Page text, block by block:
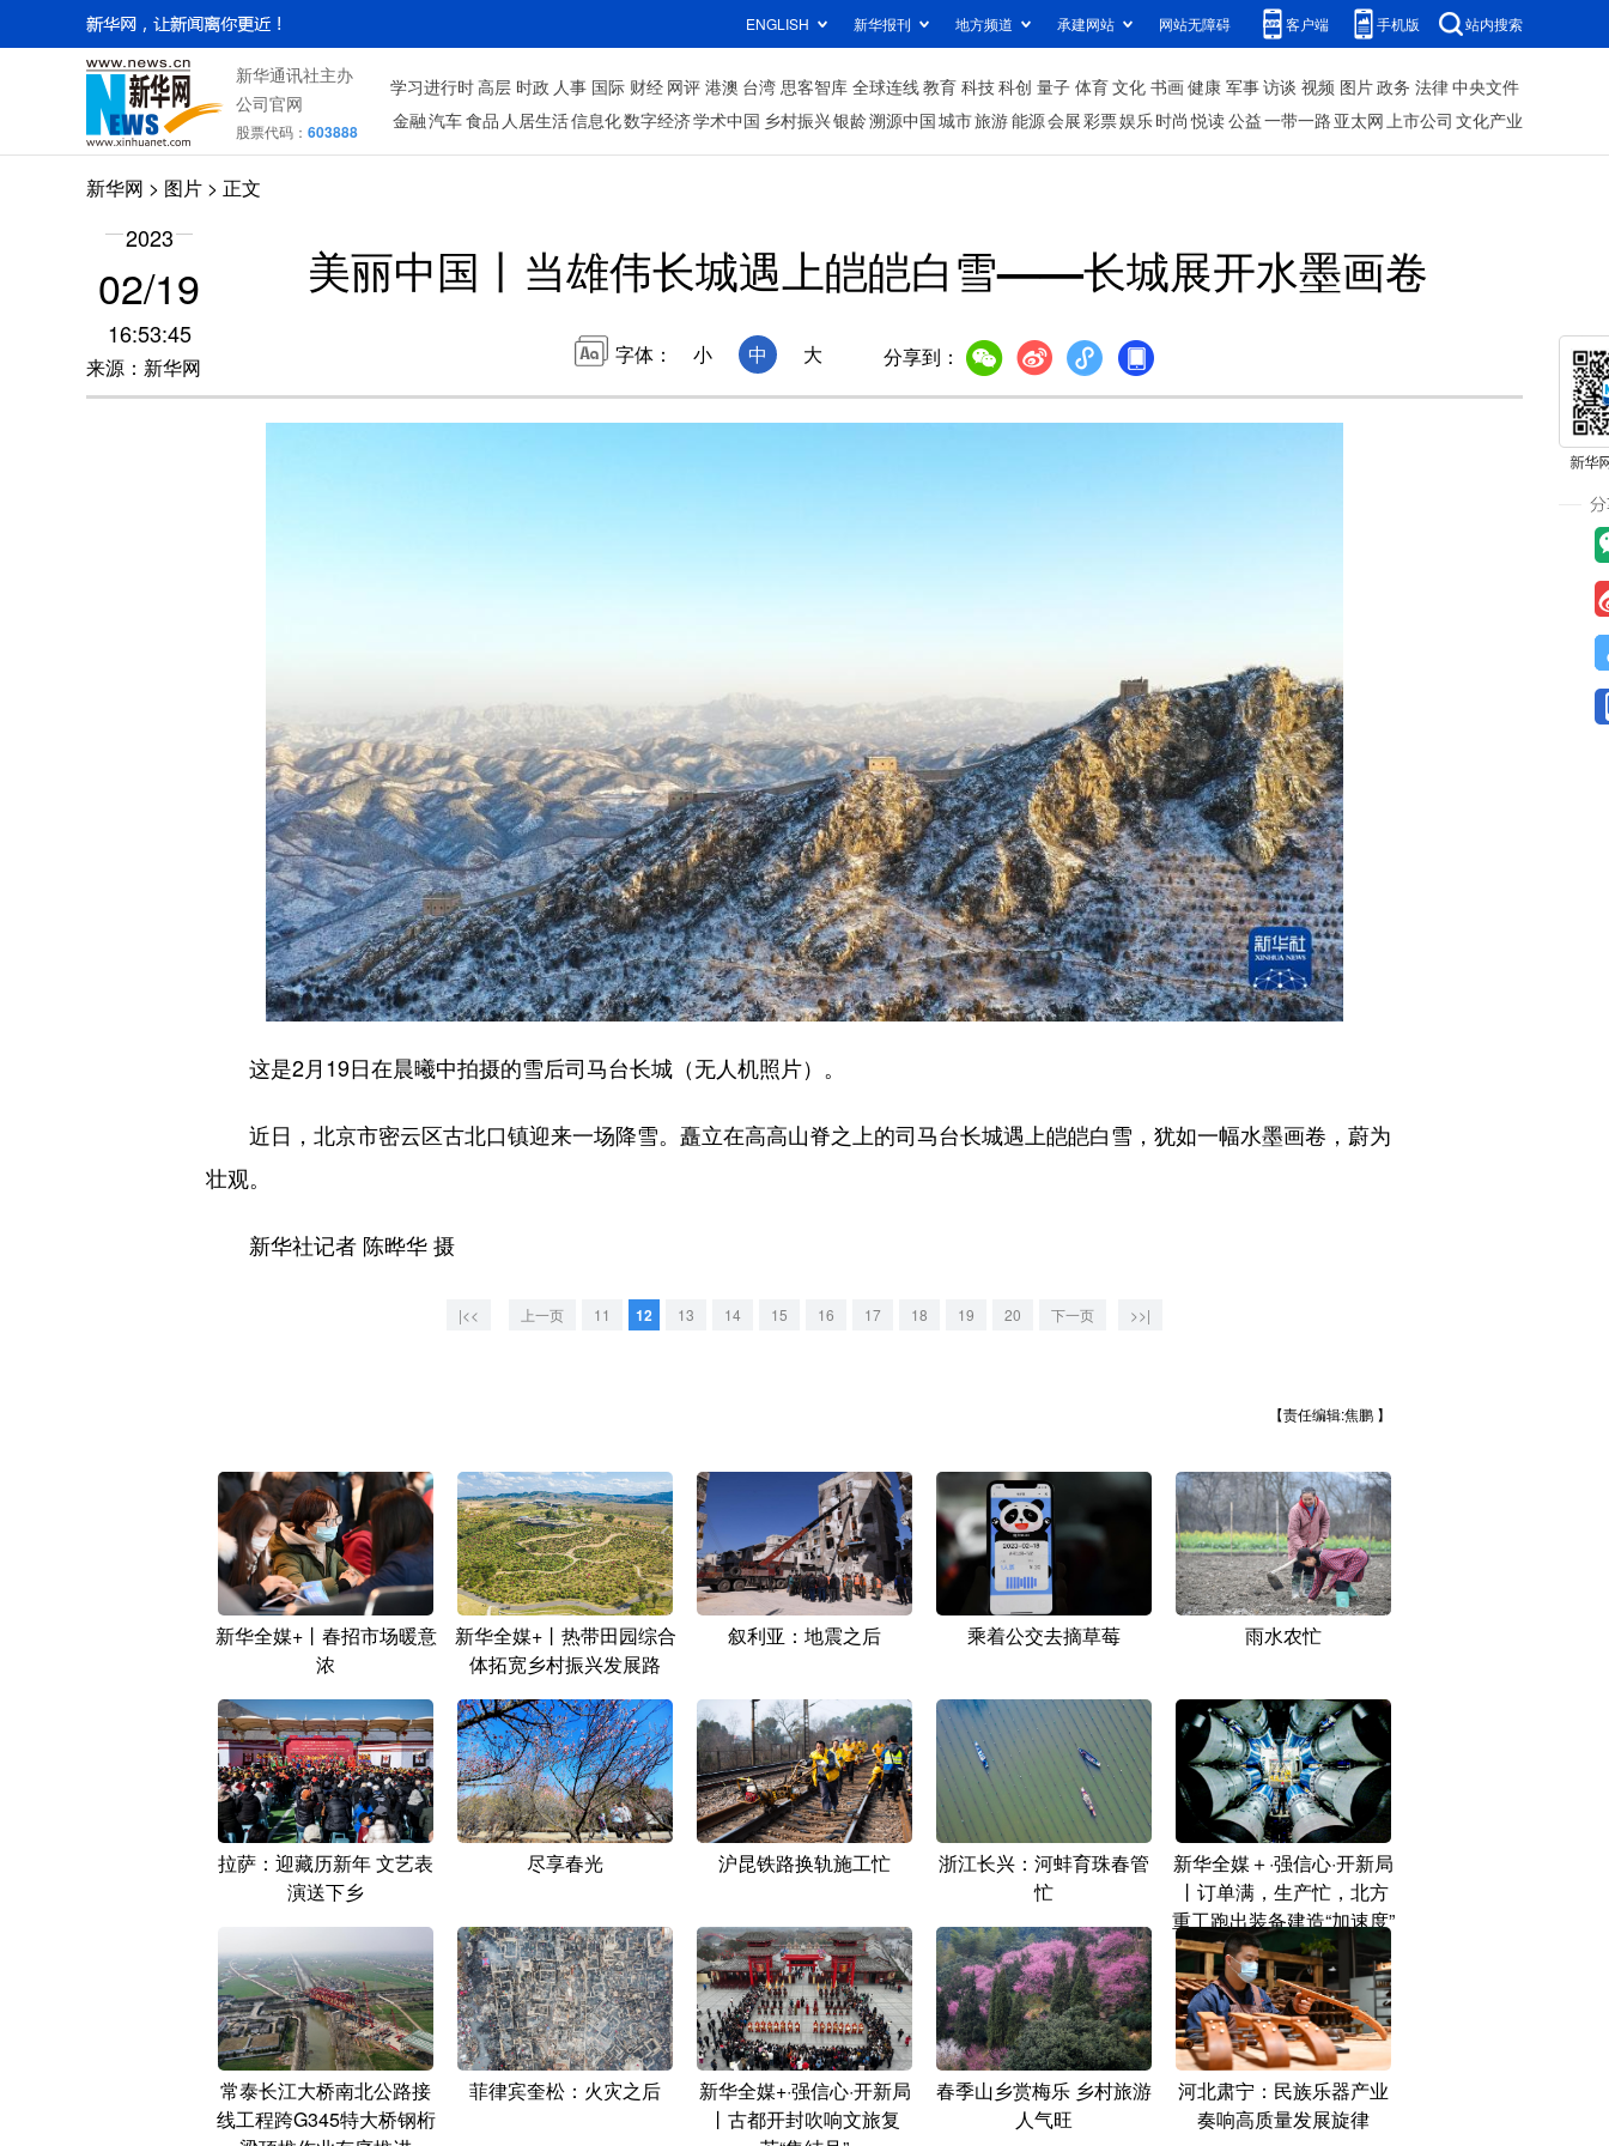
ENGLISH 新华报刊 地方频道 承建网站 网站无障碍 客户端 手机版 站内搜索
新华通讯社主办
公司官网
股票代码： 603888
学习进行时高层 时政 人事 国际 财经 网评 港澳 台湾 思客智库 全球连线教育 科技科创 量子 体育文化 书画健康 军事访谈 视频 图片政务 法律中央文件
金融汽车食品 人居生活信息化数字经济学术中国 乡村振兴银龄溯源中国城市旅游能源会展彩票娱乐时尚 悦读公益一带一路 亚太网上市公司 文化产业
新华网 > 图片 > 正文
2023
02/19
16:53:45
来源：新华网
美丽中国丨当雄伟长城遇上皑皑白雪——长城展开水墨画卷
字体： 小 中 大 分享到：
这是2月19日在晨曦中拍摄的雪后司马台长城（无人机照片）。
近日，北京市密云区古北口镇迎来一场降雪。矗立在高高山脊之上的司马台长城遇上皑皑白雪，犹如一幅水墨画卷，蔚为
壮观。
新华社记者 陈晔华 摄
|<< 上一页 11 12 13 14 15 16 17 18 19 20 下一页 >>|
【责任编辑:焦鹏 】
新华全媒+丨春招市场暖意
浓
新华全媒+丨热带田园综合
体拓宽乡村振兴发展路
叙利亚：地震之后 乘着公交去摘草莓 雨水农忙
拉萨：迎藏历新年 文艺表
演送下乡
尽享春光 沪昆铁路换轨施工忙
浙江长兴：河蚌育珠春管
忙
新华全媒＋·强信心·开新局
丨订单满，生产忙，北方
重工跑出装备建造“加速度”
常泰长江大桥南北公路接
线工程跨G345特大桥钢桁
菲律宾奎松：火灾之后
新华全媒+·强信心·开新局
丨古都开封吹响文旅复
春季山乡赏梅乐 乡村旅游
人气旺
河北肃宁：民族乐器产业
奏响高质量发展旋律